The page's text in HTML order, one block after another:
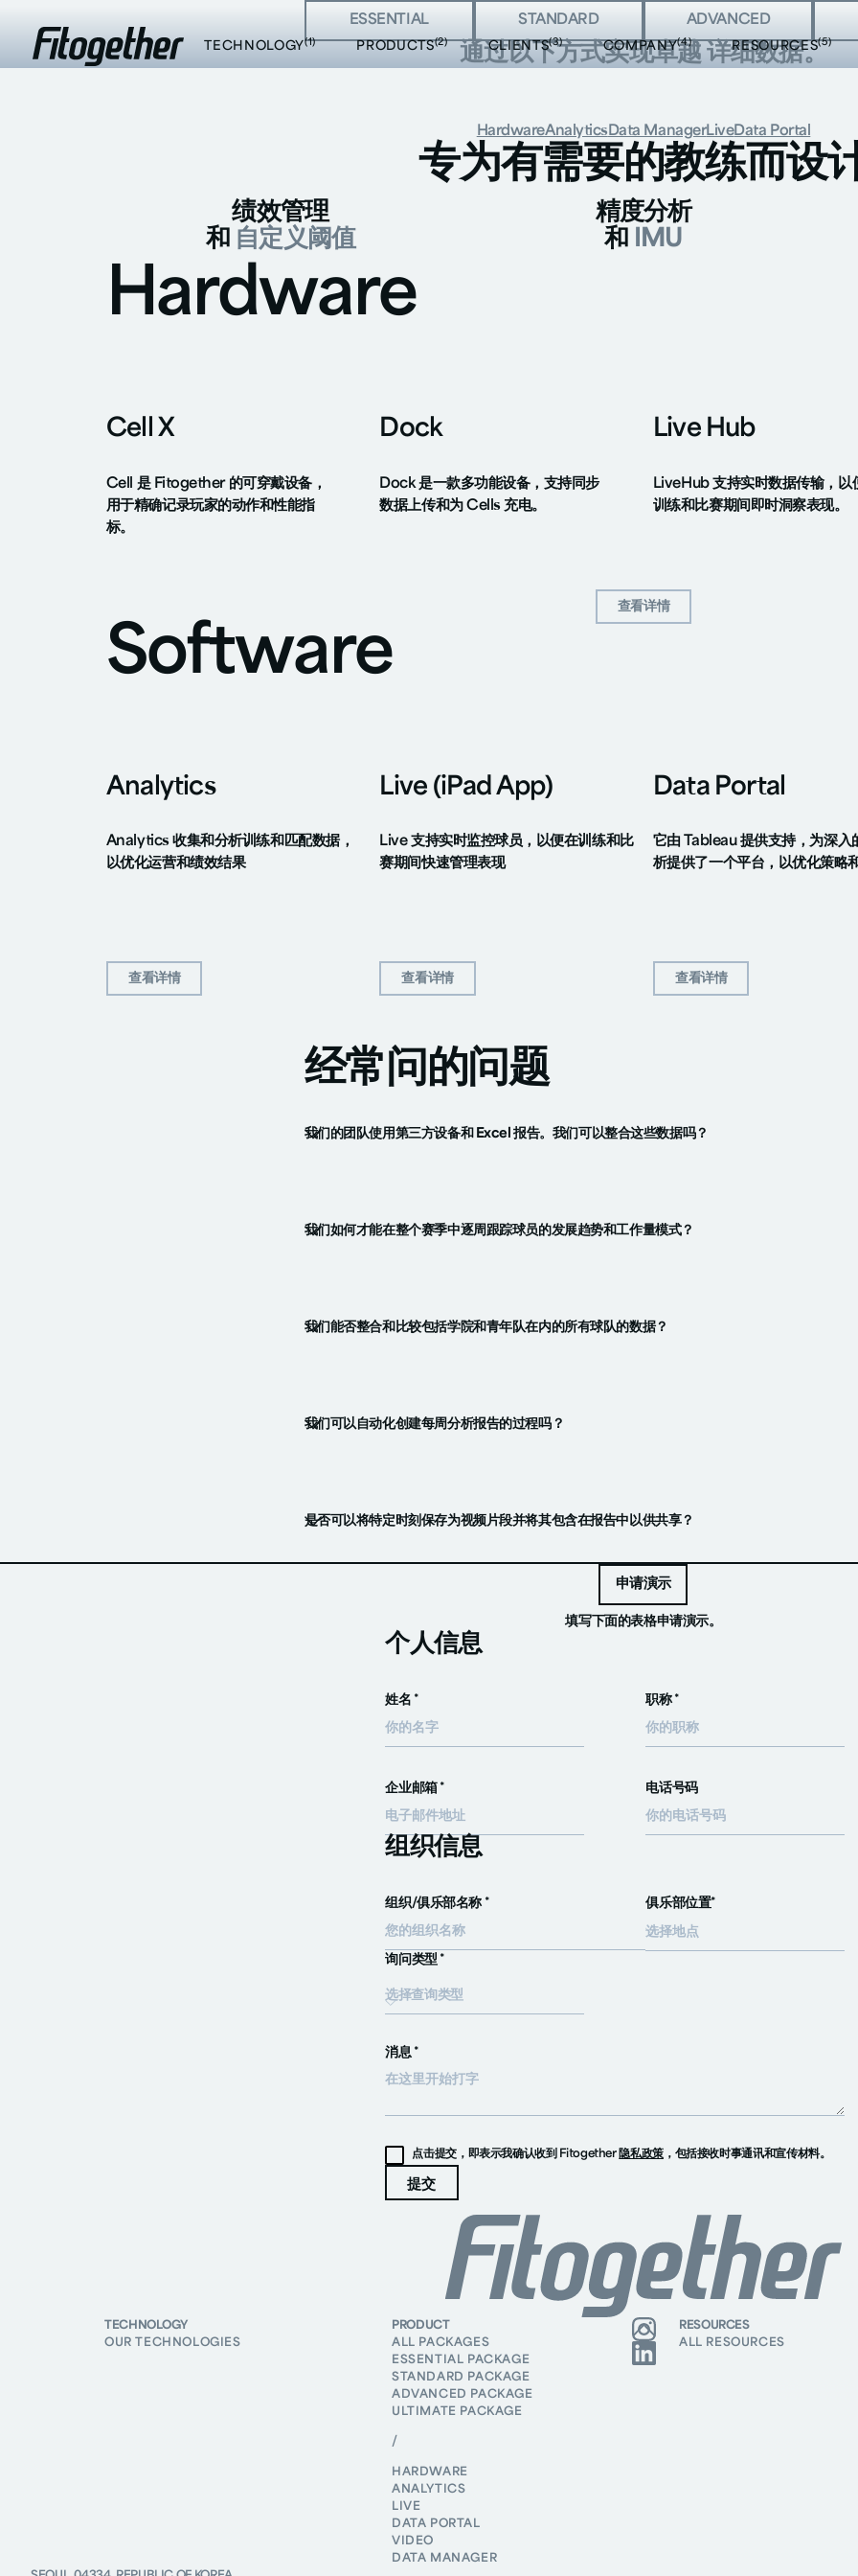
TECHNOLOGY (1) PRODUCTS(2) CLIENTS(3) COMPANY(4) RESOURCES(5)
大按钮
ESSENTIAL 大按钮
STANDARD 大按钮
ADVANCED
通过以下方式实现卓越详细数据。
HardwareAnalyticsData ManagerLiveData Portal
专为有需要的教练而设
绩效管理
和 自定义阈值
精度分析
和 IMU
Hardware
Cell X
Cell 是 Fitogether 的可穿戴设备，
用于精确记录玩家的动作和性能指
标。
Dock
Dock 是一款多功能设备，支持同步
数据上传和为 Cells 充电。
Live Hub
LiveHub 支持实时数据传输，以
训练和比赛期间即时洞察表现。
查看详情
查看详情
Software
Analytics
Analytics 收集和分析训练和匹配数据，
以优化运营和绩效结果
查看详情
Live (iPad App)
Live 支持实时监控球员，以便在训练和比
赛期间快速管理表现
查看详情
Data Portal
它由 Tableau 提供支持，为深入
析提供了一个平台，以优化策略
查看详情
经常问的问题
我们的团队使用第三方设备和 Excel 报告。我们可以整合这些数据吗？
我们如何才能在整个赛季中逐周跟踪球员的发展趋势和工作量模式？
我们能否整合和比较包括学院和青年队在内的所有球队的数据？
我们可以自动化创建每周分析报告的过程吗？
是否可以将特定时刻保存为视频片段并将其包含在报告中以供共享？
虽然高级套餐主要侧重于数据报告，但Ultimate套餐包括一个视频解决方案，允许您将分析的时
并与关键指标一起共享。此功能对于在战术会议期间或提供球员反馈时依赖视频沟通的球队至关
申请演示
申请演示
填写下面的表格申请演示。
个人信息
姓名 * 职称 *
企业邮箱 * 电话号码
组织信息
组织/俱乐部名称 * 俱乐部位置*
询问类型 *
选择查询类型
消息 *
点击提交，即表示我确认收到 Fitogether 隐私政策，包括接收时事通讯和宣传材料。
TECHNOLOGY
OUR TECHNOLOGIES
PRODUCT
ALL PACKAGES
ESSENTIAL PACKAGE
STANDARD PACKAGE
ADVANCED PACKAGE
ULTIMATE PACKAGE
/
HARDWARE
ANALYTICS
LIVE
DATA PORTAL
VIDEO
DATA MANAGER
RESOURCES
ALL RESOURCES